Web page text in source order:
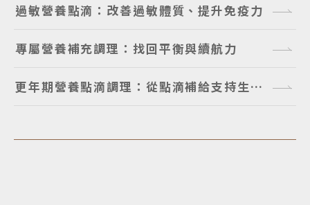
過敏營養點滴：改善過敏體質、提升免疫力
專屬營養補充調理：找回平衡與續航力
更年期營養點滴調理：從點滴補給支持生理調節